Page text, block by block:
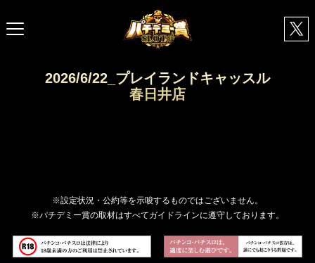
2026/6/22_プレイランドキャッスル
春日井店
※設定状況・公約等を示唆するものではございません。
※パチデミー賞の取材はすべてガイドラインに遵守しております。